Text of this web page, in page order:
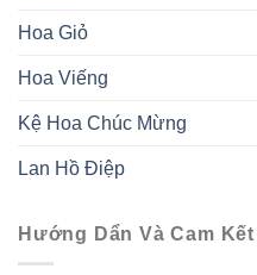
Hoa Giỏ
Hoa Viếng
Kệ Hoa Chúc Mừng
Lan Hồ Điệp
Hướng Dẩn Và Cam Kết